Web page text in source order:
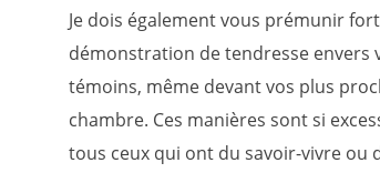
Je dois également vous prémunir
démonstration de tendresse
témoins, même devant vos plus
chambre. Ces manières sont si
tous ceux qui ont du savoir-vivre ou